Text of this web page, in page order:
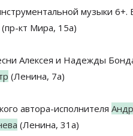
музыки 6+.
(пр-кт Мира, 15а)
Алексея и Надежды
(Ленина, 7а)
автора-исполнителя
(Ленина, 31а)